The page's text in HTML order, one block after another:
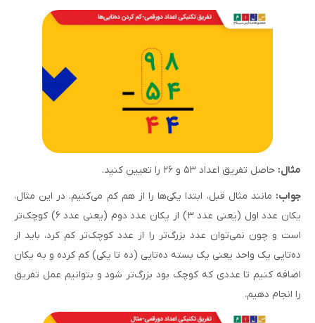
مثال: حاصل تفریق اعداد ۵۳ و ۲۶ را تعیین کنید.
جواب: مانند مثال قبل، ابتدا یکی‌ها را از هم کم می‌کنیم. در این مثال،
یکان عدد اول (یعنی عدد ۳) از یکان عدد دوم (یعنی عدد ۶) کوچک‌تر
است و چون نمی‌توان عدد بزرگ‌تر را از عدد کوچک‌تر کم کرد، باید از
ده‌تایی یک واحد یعنی یک بسته ده‌تایی (ده تا یکی) کم کرده و به یکان
اضافه کنیم تا عددی که کوچک بود بزرگ‌تر شود و بتوانیم عمل تفریق
را انجام دهیم.